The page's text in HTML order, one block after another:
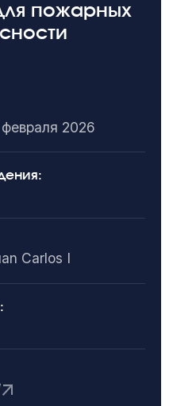
пожарных
2026
Carlos I